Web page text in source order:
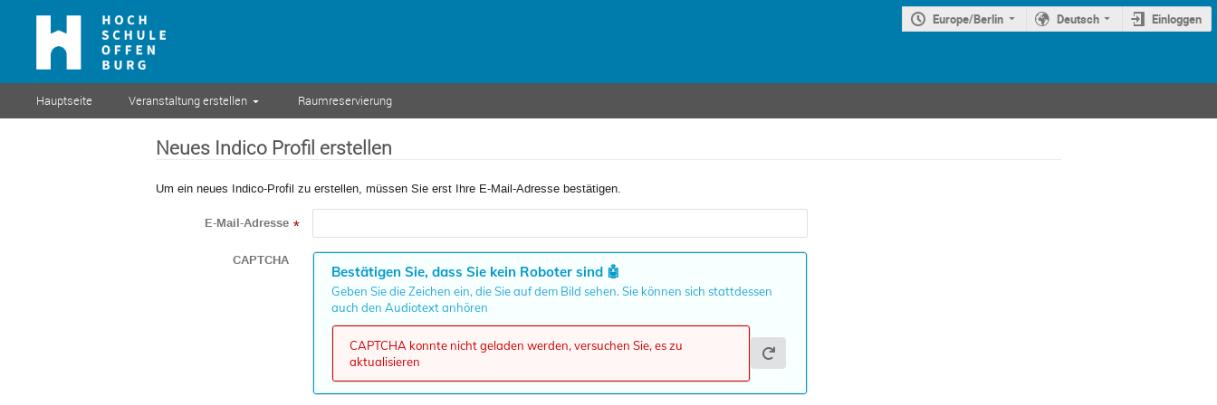
Europe/Berlin Deutsch Einloggen
Hauptseite Veranstaltung erstellen Raumreservierung
Neues Indico Profil erstellen
Um ein neues Indico-Profil zu erstellen, müssen Sie erst Ihre E-Mail-Adresse bestätigen.
E-Mail-Adresse *
CAPTCHA
Bestätigen Sie, dass Sie kein Roboter sind🤖
Geben Sie die Zeichen ein, die Sie auf dem Bild sehen. Sie können sich stattdessen
auch den Audiotext anhören
CAPTCHA konnte nicht geladen werden, versuchen Sie, es zu
aktualisieren